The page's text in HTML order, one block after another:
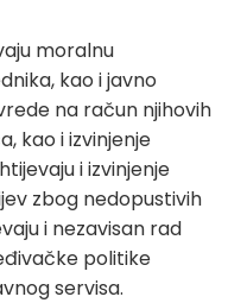
moralnu
kao i javno
na račun njihovih
kao i izvinjenje
i izvinjenje
zbog nedopustivih
i nezavisan rad
politike
servisa.